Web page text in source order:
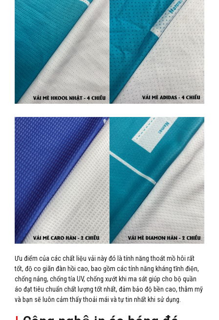
Ưu điểm của các chất liệu vải này đó là tính năng thoát mồ hôi rất
tốt, độ co giãn đàn hồi cao, bao gồm các tính năng kháng tĩnh điện,
chống nắng, chống tía UV, chống xướt khi ma sát giúp cho bộ quần
áo đạt tiêu chuẩn chất lượng tốt nhất, đảm bảo độ bền cao, thẫm mỹ
và bạn sẽ luôn cảm thấy thoải mái và tự tin nhất khi sử dụng.